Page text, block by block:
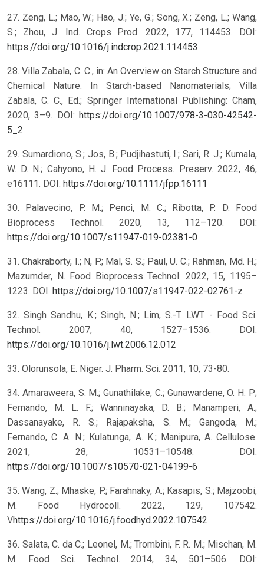
27. Zeng, L.; Mao, W.; Hao, J.; Ye, G.; Song, X.; Zeng, L.; Wang,
S.; Zhou, J. Ind. Crops Prod. 2022, 177, 114453. DOI:
https://doi.org/10.1016/j.indcrop.2021.114453
28. Villa Zabala, C. C., in: An Overview on Starch Structure and
Chemical Nature. In Starch-based Nanomaterials; Villa
Zabala, C. C., Ed.; Springer International Publishing: Cham,
2020, 3–9. DOI: https://doi.org/10.1007/978-3-030-42542-
5_2
29. Sumardiono, S.; Jos, B.; Pudjihastuti, I.; Sari, R. J.; Kumala,
W. D. N.; Cahyono, H. J. Food Process. Preserv. 2022, 46,
e16111. DOI: https://doi.org/10.1111/jfpp.16111
30. Palavecino, P. M.; Penci, M. C.; Ribotta, P. D. Food
Bioprocess Technol. 2020, 13, 112–120. DOI:
https://doi.org/10.1007/s11947-019-02381-0
31. Chakraborty, I.; N, P.; Mal, S. S.; Paul, U. C.; Rahman, Md. H.;
Mazumder, N. Food Bioprocess Technol. 2022, 15, 1195–
1223. DOI: https://doi.org/10.1007/s11947-022-02761-z
32. Singh Sandhu, K.; Singh, N.; Lim, S.-T. LWT - Food Sci.
Technol. 2007, 40, 1527–1536. DOI:
https://doi.org/10.1016/j.lwt.2006.12.012
33. Olorunsola, E. Niger. J. Pharm. Sci. 2011, 10, 73-80.
34. Amaraweera, S. M.; Gunathilake, C.; Gunawardene, O. H. P;
Fernando, M. L. F.; Wanninayaka, D. B.; Manamperi, A.;
Dassanayake, R. S.; Rajapaksha, S. M.; Gangoda, M.;
Fernando, C. A. N.; Kulatunga, A. K.; Manipura, A. Cellulose.
2021, 28, 10531–10548. DOI:
https://doi.org/10.1007/s10570-021-04199-6
35. Wang, Z.; Mhaske, P.; Farahnaky, A.; Kasapis, S.; Majzoobi,
M. Food Hydrocoll. 2022, 129, 107542.
Vhttps://doi.org/10.1016/j.foodhyd.2022.107542
36. Salata, C. da C.; Leonel, M.; Trombini, F. R. M.; Mischan, M.
M. Food Sci. Technol. 2014, 34, 501–506. DOI: